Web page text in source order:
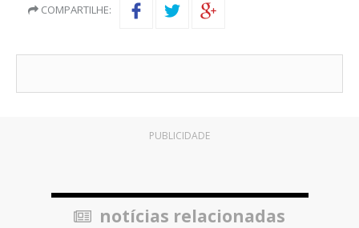
COMPARTILHE:
PUBLICIDADE
notícias relacionadas